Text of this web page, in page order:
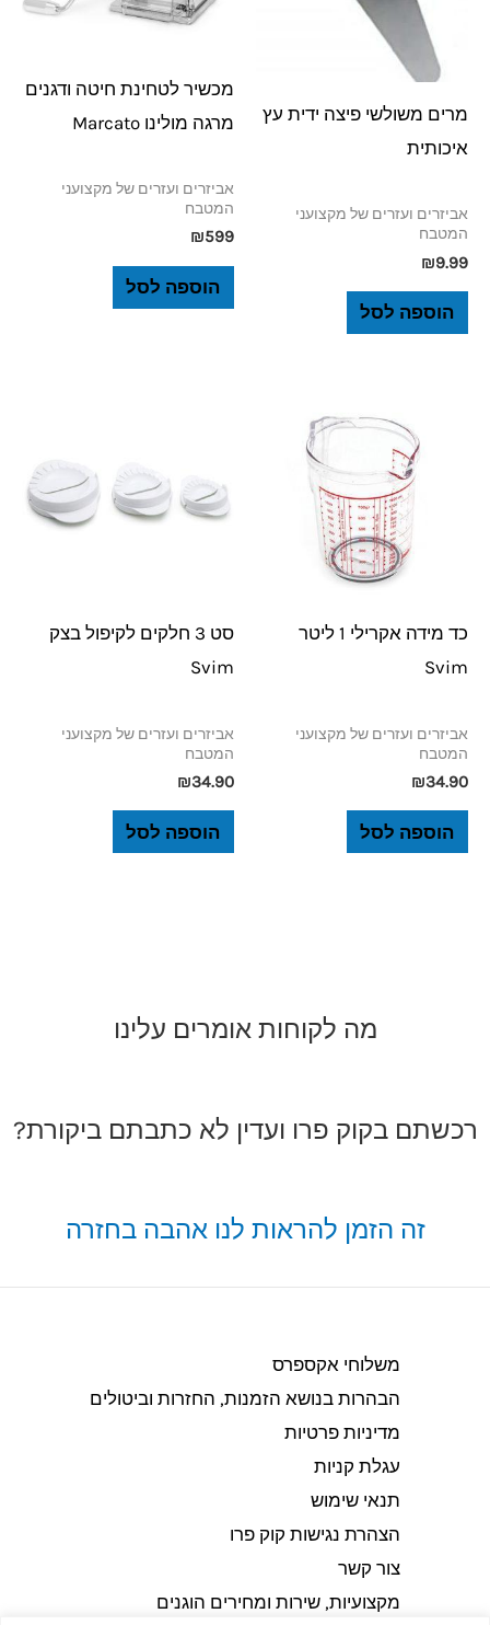
מרים משולשי פיצה ידית עץ
איכותית
אביזרים ועזרים של מקצועני
המטבח
₪9.99
הוספה לסל
מכשיר לטחינת חיטה ודגנים
מרגה מולינו Marcato
אביזרים ועזרים של מקצועני
המטבח
₪599
הוספה לסל
כד מידה אקרילי 1 ליטר
Svim
אביזרים ועזרים של מקצועני
המטבח
₪34.90
הוספה לסל
סט 3 חלקים לקיפול בצק
Svim
אביזרים ועזרים של מקצועני
המטבח
₪34.90
הוספה לסל
מה לקוחות אומרים עלינו
רכשתם בקוק פרו ועדין לא כתבתם ביקורת?
זה הזמן להראות לנו אהבה בחזרה
משלוחי אקספרס
הבהרות בנושא הזמנות, החזרות וביטולים​
מדיניות פרטיות
עגלת קניות
תנאי שימוש
הצהרת נגישות קוק פרו
צור קשר
מקצועיות, שירות ומחירים הוגנים